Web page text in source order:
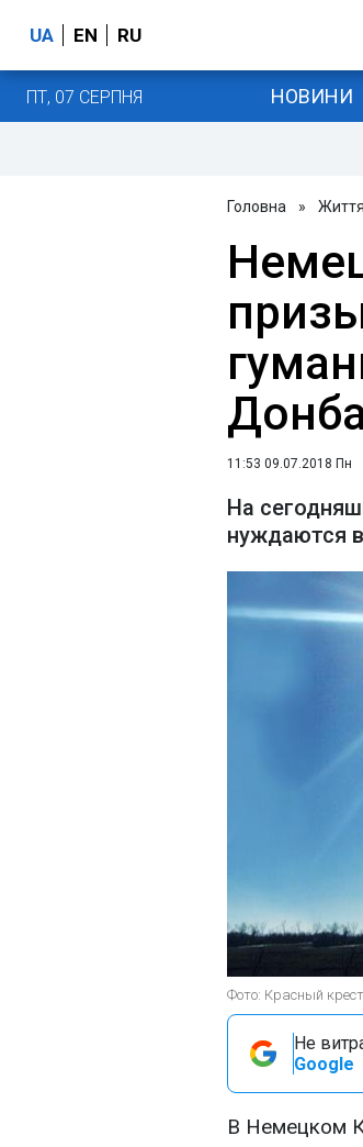
UA EN RU
ПТ, 07 СЕРПНЯ НОВИНИ
Головна » Життя
11:53 09.07.2018 Пн
На
нуждаются
Фото: Красный
Не
Google
В Немецком